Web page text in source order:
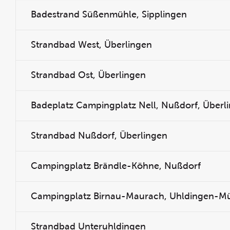
Badestrand Süßenmühle, Sipplingen
Strandbad West, Überlingen
Strandbad Ost, Überlingen
Badeplatz Campingplatz Nell, Nußdorf,
Strandbad Nußdorf, Überlingen
Campingplatz Brändle-Köhne, Nußdorf
Campingplatz Birnau-Maurach, Uhldingen-
Strandbad Unteruhldingen